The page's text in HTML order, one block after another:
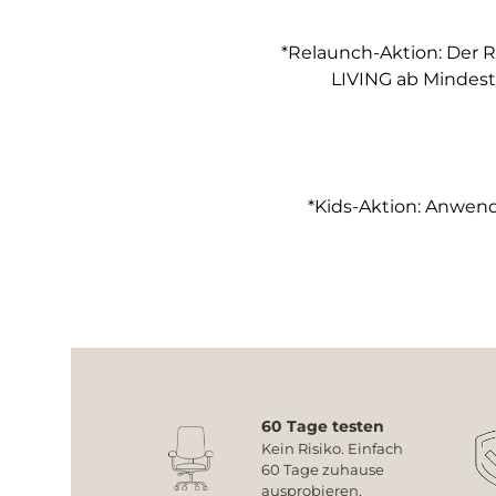
*Relaunch-Aktion: Der
LIVING ab
*Kids-Aktion:
60 Tage testen
Kein Risiko. Einfach
60 Tage zuhause
ausprobieren.